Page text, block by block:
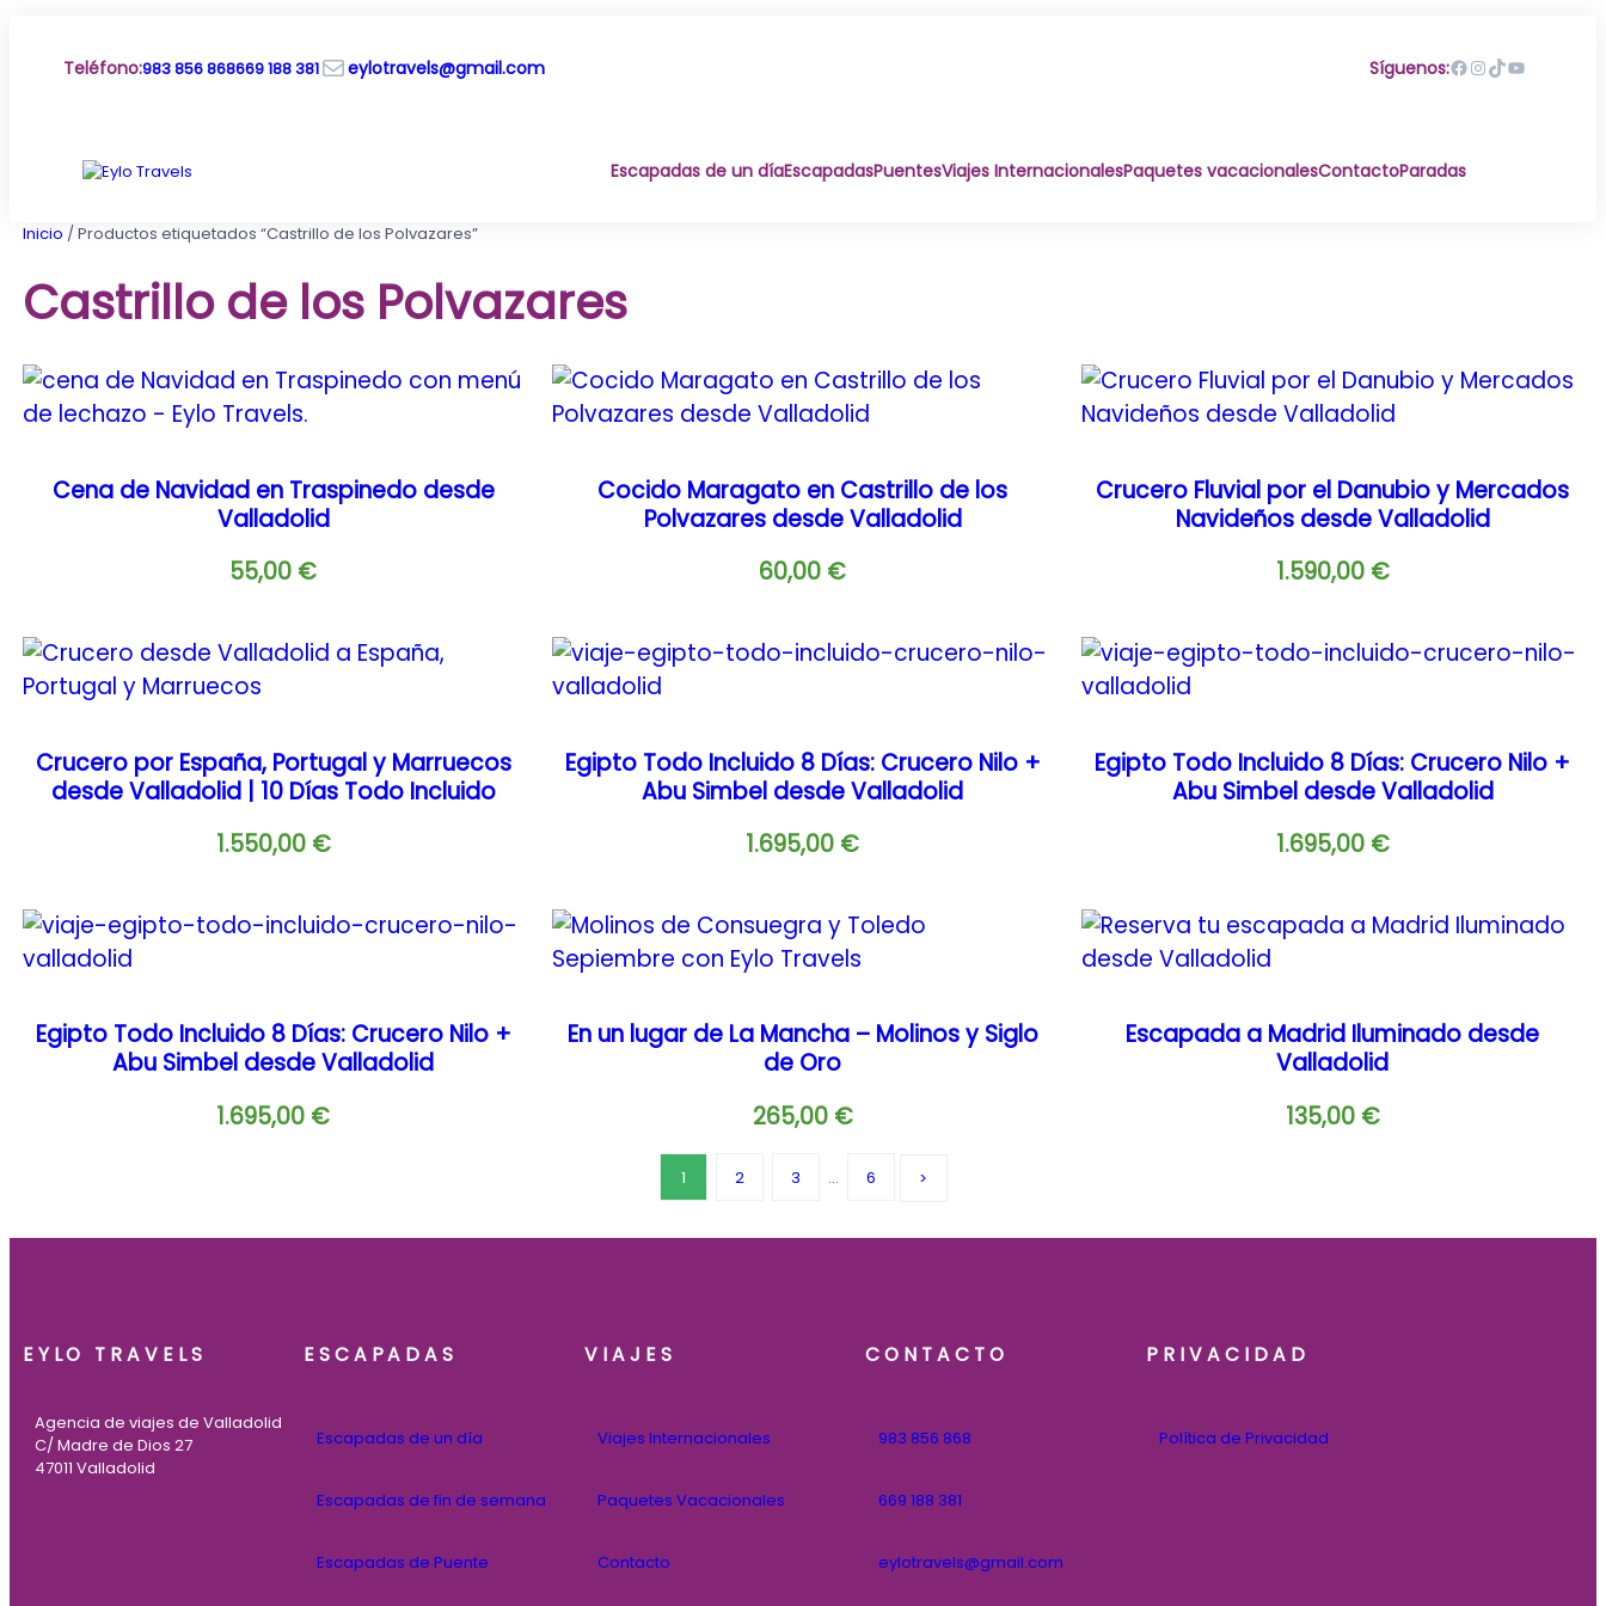
contenidoTeléfono:983 856 868669 188 381Correo electrónico eylotravels@gmail.com Síguenos:Facebook InstagramTikTok YouTube
Escapadas de un díaEscapadasPuentesViajes InternacionalesPaquetes vacacionalesContactoParadas
Inicio / Productos etiquetados “Castrillo de los Polvazares”
Castrillo de los Polvazares
Cena de Navidad en Traspinedo desde
Valladolid
55,00 €
Cocido Maragato en Castrillo de los
Polvazares desde Valladolid
60,00 €
Crucero Fluvial por el Danubio y Mercados
Navideños desde Valladolid
1.590,00 €
Crucero por España, Portugal y Marruecos
desde Valladolid | 10 Días Todo Incluido
1.550,00 €
Egipto Todo Incluido 8 Días: Crucero Nilo +
Abu Simbel desde Valladolid
1.695,00 €
Egipto Todo Incluido 8 Días: Crucero Nilo +
Abu Simbel desde Valladolid
1.695,00 €
Egipto Todo Incluido 8 Días: Crucero Nilo +
Abu Simbel desde Valladolid
1.695,00 €
En un lugar de La Mancha – Molinos y Siglo
de Oro
265,00 €
Escapada a Madrid Iluminado desde
Valladolid
135,00 €
1 2 3 … 6
EYLO TRAVELS
Agencia de viajes de Valladolid
C/ Madre de Dios 27
47011 Valladolid
ESCAPADAS
Escapadas de un día
Escapadas de fin de semana
Escapadas de Puente
VIAJES
Viajes Internacionales
Paquetes Vacacionales
Contacto
CONTACTO
983 856 868
669 188 381
eylotravels@gmail.com
PRIVACIDAD
Política de Privacidad